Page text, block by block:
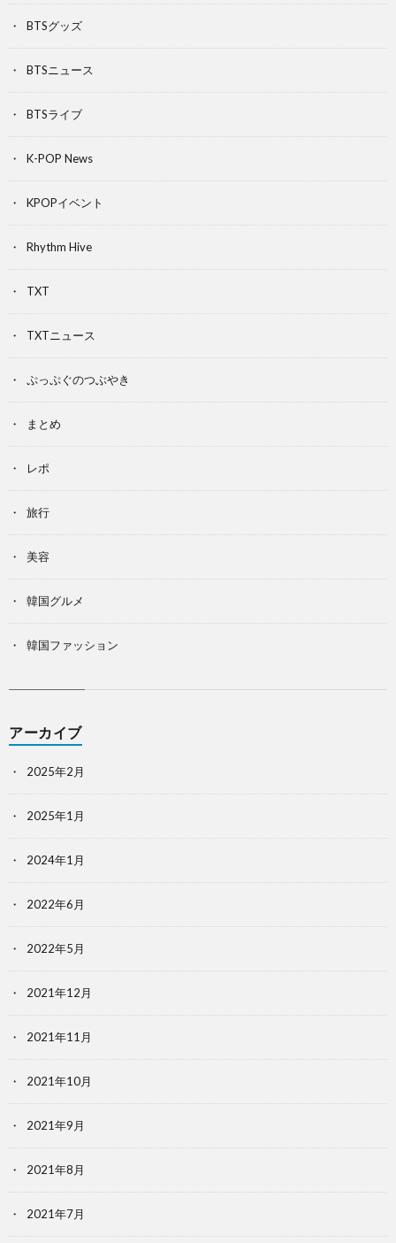
BTSグッズ
BTSニュース
BTSライブ
K-POP News
KPOPイベント
Rhythm Hive
TXT
TXTニュース
ぷっぷぐのつぶやき
まとめ
レポ
旅行
美容
韓国グルメ
韓国ファッション
アーカイブ
2025年2月
2025年1月
2024年1月
2022年6月
2022年5月
2021年12月
2021年11月
2021年10月
2021年9月
2021年8月
2021年7月